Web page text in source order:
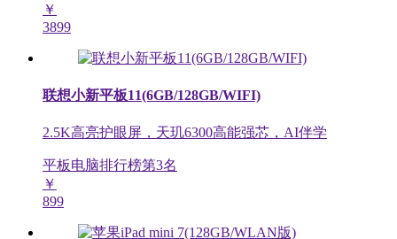
￥
3899
联想小新平板11(6GB/128GB/WIFI)
2.5K高亮护眼屏，天玑6300高能强芯，AI伴学
平板电脑排行榜第3名
￥
899